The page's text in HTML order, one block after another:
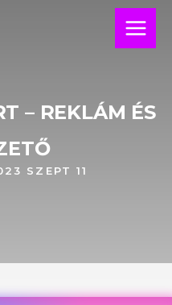
Main
Menu
– REKLÁM ÉS
SZEPT 11